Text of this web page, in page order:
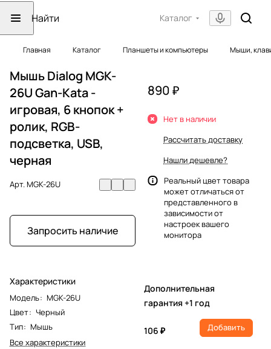
Каталог
Главная Каталог Планшеты и компьютеры Мыши,
Мышь Dialog MGK-
26U Gan-Kata -
игровая, 6 кнопок +
ролик, RGB-
подсветка, USB,
черная
Арт.MGK-26U
Запросить наличие
Характеристики
Модель: MGK-26U
Цвет: Черный
Тип: Мышь
Все характеристики
890 ₽
Нет в наличии
Рассчитать доставку
Нашли дешевле?
Реальный цвет товара
может отличаться от
представленного в
зависимости от
настроек вашего
монитора
Дополнительная
гарантия +1 год
106 ₽ Добавить